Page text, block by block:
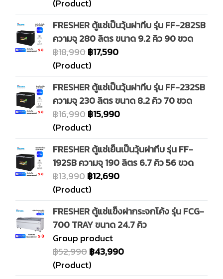
(Product)
FRESHER ตู้แช่เป็นวุ้นฝาทึบ รุ่น FF-282SB
ความจุ 280 ลิตร ขนาด 9.2 คิว 90 ขวด
฿18,990฿17,590
(Product)
FRESHER ตู้แช่เป็นวุ้นฝาทึบ รุ่น FF-232SB
ความจุ 230 ลิตร ขนาด 8.2 คิว 70 ขวด
฿16,990฿15,990
(Product)
FRESHER ตู้แช่เย็นเป็นวุ้นฝาทึบ รุ่น FF-
192SB ความจุ 190 ลิตร 6.7 คิว 56 ขวด
฿13,990฿12,690
(Product)
FRESHER ตู้แช่แข็งฝากระจกโค้ง รุ่น FCG-
700 TRAY ขนาด 24.7 คิว
Group product
฿52,990฿43,990
(Product)